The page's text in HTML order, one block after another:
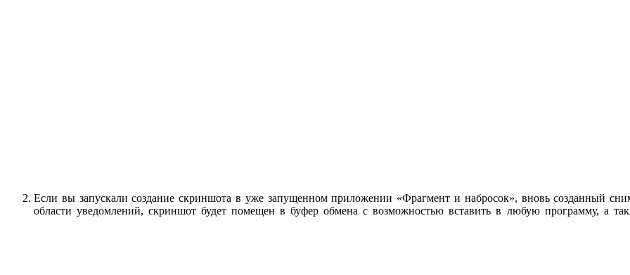
Если вы запускали создание скриншота в уже запущенном приложении «Фрагмент и набросок», вновь созданный
области уведомлений, скриншот будет помещен в буфер обмена с возможностью вставить в любую программу, а